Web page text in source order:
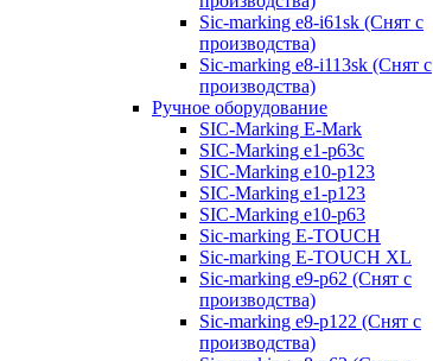
Sic-marking e8-i61sk (Снят с
производства)
Sic-marking e8-i113sk (Снят с
производства)
Ручное оборудование
SIC-Marking E-Mark
SIC-Marking e1-p63с
SIC-Marking e10-p123
SIC-Marking e1-p123
SIC-Marking e10-p63
Sic-marking E-TOUCH
Sic-marking E-TOUCH XL
Sic-marking e9-p62 (Снят с
производства)
Sic-marking e9-p122 (Снят с
производства)